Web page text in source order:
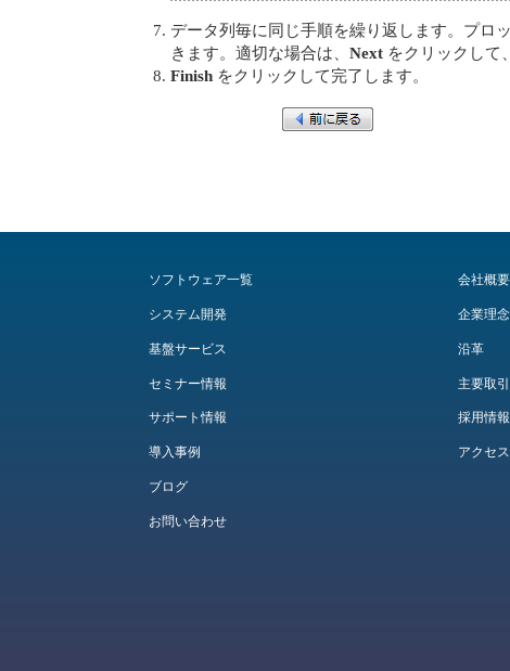
データ列毎に同じ手順を繰り返します。プロ
きます。適切な場合は、 Next をクリックして
Finish をクリックして完了します。
ソフトウェア一覧
システム開発
基盤サービス
セミナー情報
サポート情報
導入事例
ブログ
お問い合わせ
会社概要
企業理念
沿革
主要取
採用情報
アクセス